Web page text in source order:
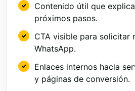
Contenido útil que
próximos pasos.
CTA visible para solicitar
WhatsApp.
Enlaces internos hacia
y páginas de conversión.